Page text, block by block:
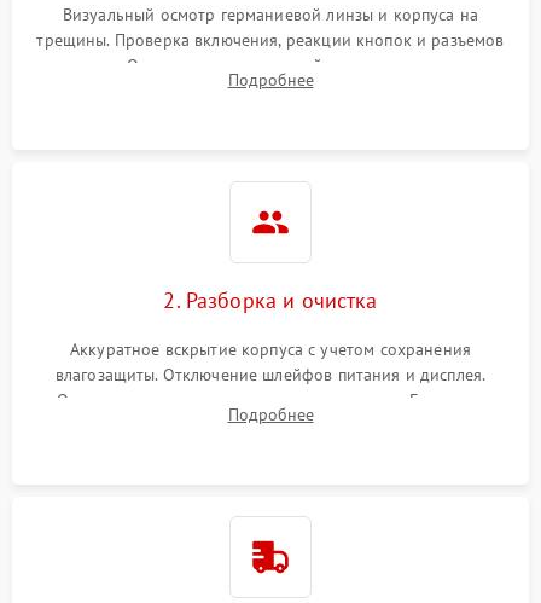
Визуальный осмотр германиевой линзы и корпуса на
трещины. Проверка включения, реакции кнопок и разъемов
зарядки. Оценка вывода тепловой сигнатуры на экран,
проверка базовых функций и считывание системных
Подробнее
2. Разборка и очистка
Аккуратное вскрытие корпуса с учетом сохранения
влагозащиты. Отключение шлейфов питания и дисплея.
Очистка внутренних плат от окислов и пыли. Бережная
обработка германиевого объектива специализированными
Подробнее